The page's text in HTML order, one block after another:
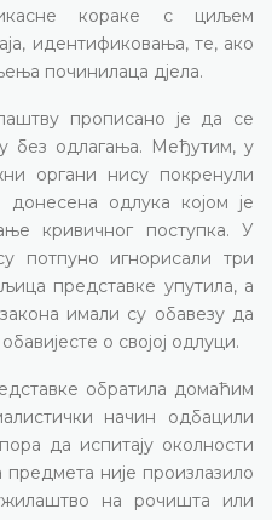
кораке с циљем
идентификовања, те, ако
починилаца дјела.
прописано је да се
без одлагања. Међутим, у
органи нису покренули
донесена одлука којом је
кривичног поступка. У
потпуно игнорисали три
представке упутила, а
имали су обавезу да
о својој одлуци.
обратила домаћим
начин одбацили
да испитају околности
предмета није произлазило
на рочишта или